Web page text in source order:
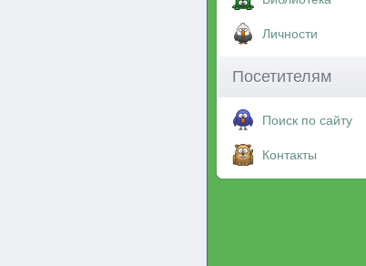
Личности
Посетителям
Поиск по сайту
Контакты